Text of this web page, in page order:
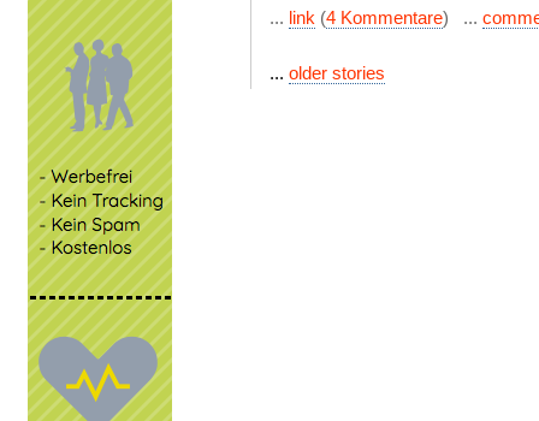
... link (4 Kommentare) ...
... older stories